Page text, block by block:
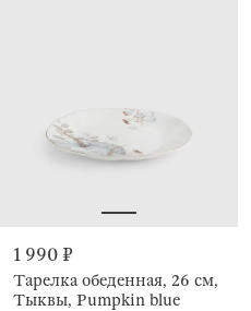
1 990 ₽
Тарелка обеденная, 26 см,
Тыквы, Pumpkin blue